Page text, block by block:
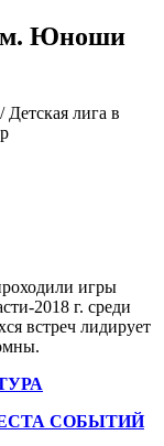
Юноши
/ Детская лига в
игры
2018 г. среди
встреч лидирует
СОБЫТИЙ